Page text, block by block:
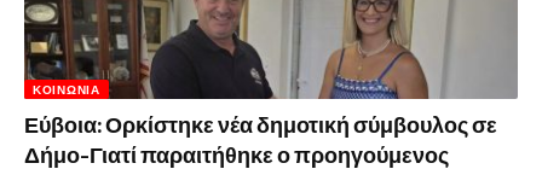
ΚΟΙΝΩΝΊΑ
Εύβοια: Ορκίστηκε νέα δημοτική σύμβουλος σε
Δήμο-Γιατί παραιτήθηκε ο προηγούμενος